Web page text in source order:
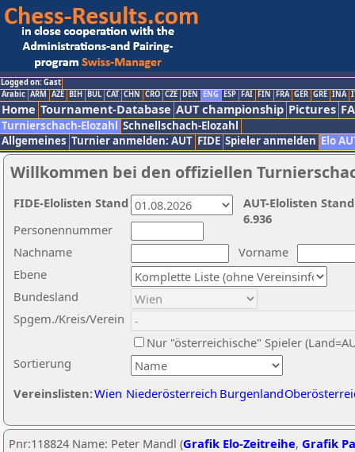
Logged on: Gast
Arabic ARM AZE BIH BUL CAT CHN CRO CZE DEN ENG ESP FAI FIN FRA GER GRE INA
Home Tournament-Database AUT championship Pictures
Turnierschach-Elozahl Schnellschach-Elozahl
Allgemeines Turnier anmelden: AUT FIDE Spieler anmelden Elo
Willkommen bei den offiziellen
Nachname
Vorname
Ebene
Sortierung
Personennummer
Bundesland
Spgem./Kreis/Verein
Nur "österreichische" Spieler
Vereinslisten:Wien Niederösterreich Burgenland
AUT-Elolisten
6.936
FIDE-Elolisten Stand
Pnr:118824 Name: Peter Mandl (Grafik Elo-Zeitreihe, Grafik